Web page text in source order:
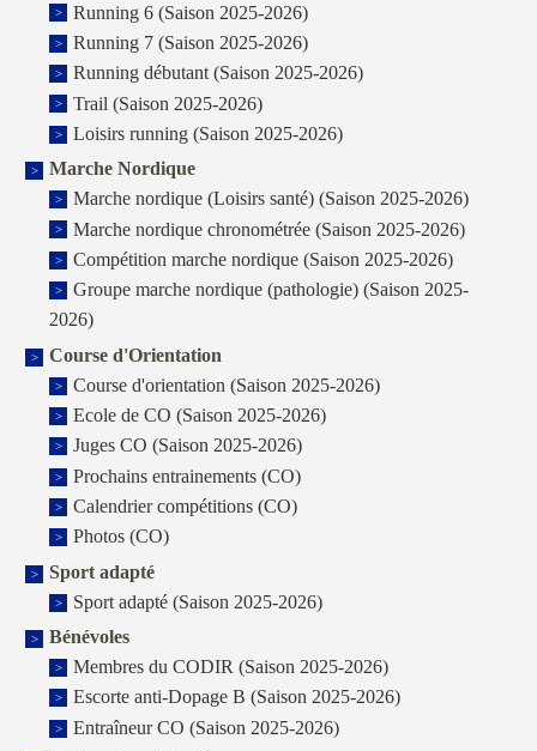
Running 6 (Saison 2025-2026)
Running 7 (Saison 2025-2026)
Running débutant (Saison 2025-2026)
Trail (Saison 2025-2026)
Loisirs running (Saison 2025-2026)
Marche Nordique
Marche nordique (Loisirs santé) (Saison 2025-2026)
Marche nordique chronométrée (Saison 2025-2026)
Compétition marche nordique (Saison 2025-2026)
Groupe marche nordique (pathologie) (Saison 2025-
2026)
Course d'Orientation
Course d'orientation (Saison 2025-2026)
Ecole de CO (Saison 2025-2026)
Juges CO (Saison 2025-2026)
Prochains entrainements (CO)
Calendrier compétitions (CO)
Photos (CO)
Sport adapté
Sport adapté (Saison 2025-2026)
Bénévoles
Membres du CODIR (Saison 2025-2026)
Escorte anti-Dopage B (Saison 2025-2026)
Entraîneur CO (Saison 2025-2026)